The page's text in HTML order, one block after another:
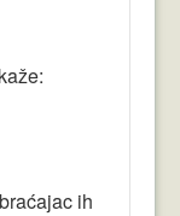
ih